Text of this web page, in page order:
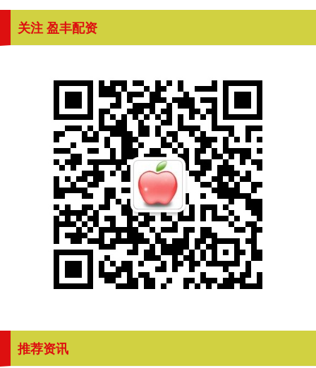
关注 盈丰配资
推荐资讯